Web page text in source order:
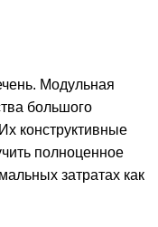
Модульная
большого
конструктивные
полноценное
затратах как